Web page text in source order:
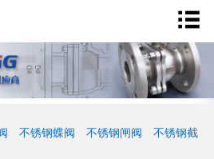
不锈钢蝶阀 不锈钢闸阀
不锈钢截